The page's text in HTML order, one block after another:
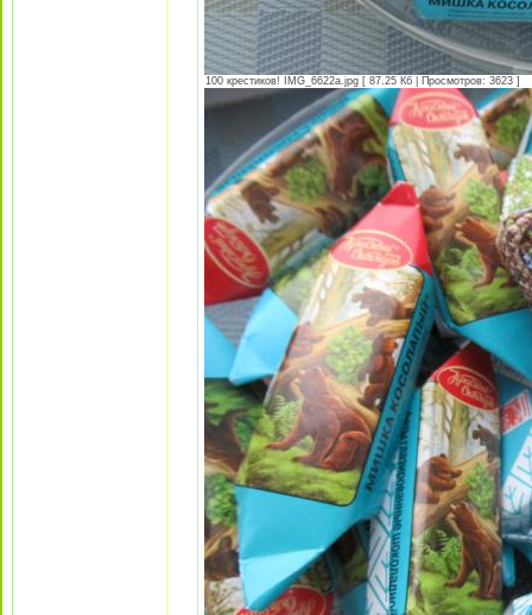
100 крестиков! IMG_6622а.jpg [ 87.25 Кб | Просмотров: 3623 ]